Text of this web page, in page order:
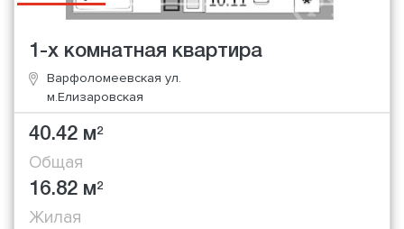
1-х комнатная квартира
Варфоломеевская ул.
м.Елизаровская
40.42 м2
Общая
16.82 м2
Жилая